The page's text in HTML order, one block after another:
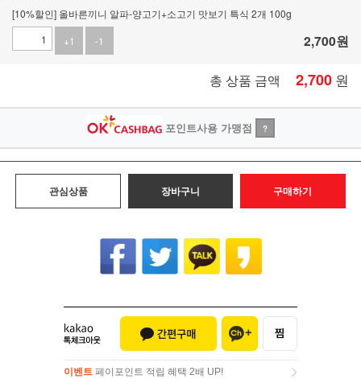
[10%할인] 올바른끼니 알파-양고기+소고기 맛보기 특식 2개 100g
+1
-1 2,700원
총 상품 금액 2,700 원
포인트사용 가맹점 ?
관심상품 장바구니 구매하기
이벤트 페이포인트 적립 혜택 2배 UP!